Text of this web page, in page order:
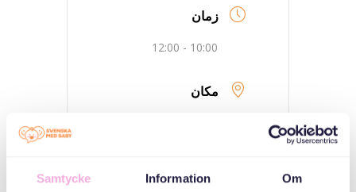
Samtycke Information Om
زمان
10:00 - 12:00
مکان